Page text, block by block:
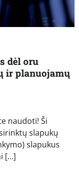
dėl oru
ir planuojamų
naudoti! Ši
slapukų
slapukus
[…]